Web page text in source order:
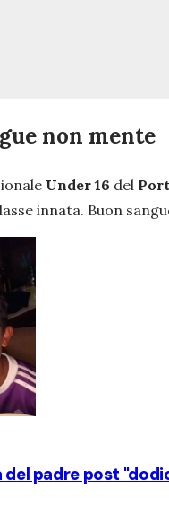
non mente
Under 16 del
innata. Buon
padre post